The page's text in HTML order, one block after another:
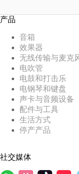
产品
音箱
效果器
无线传输与麦克
电吹管
电鼓和打击乐
电钢琴和键盘
声卡与音频设备
配件与工具
生活方式
停产产品
社交媒体